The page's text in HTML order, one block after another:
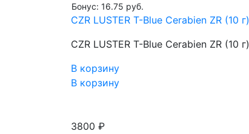
Бонус: 16.75 руб.
CZR LUSTER T-Blue Cerabien ZR (10 г)
CZR LUSTER T-Blue Cerabien ZR (10 г)
В корзину
В корзину
3800 ₽